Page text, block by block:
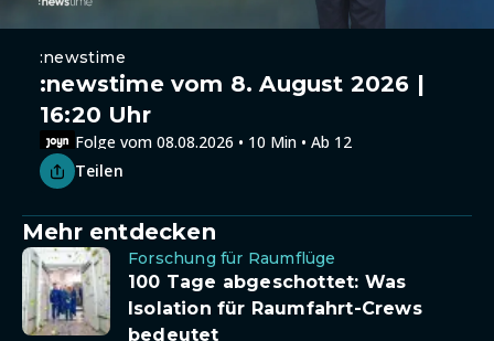
:newstime
:newstime vom 8. August 2026 |
16:20 Uhr
Folge vom 08.08.2026 • 10 Min • Ab 12
Teilen
Mehr entdecken
Forschung für Raumflüge
100 Tage abgeschottet: Was
Isolation für Raumfahrt-Crews
bedeutet